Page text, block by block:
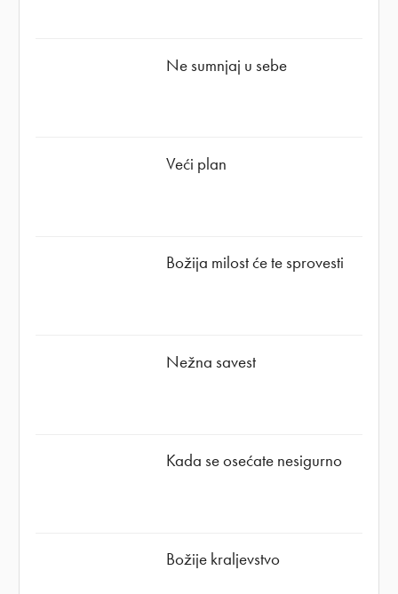
Ne sumnjaj u sebe
Veći plan
Božija milost će te sprovesti
Nežna savest
Kada se osećate nesigurno
Božije kraljevstvo